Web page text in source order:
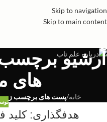
Skip to navigation
Skip to main content
آرشیو برچسب
های
خانه/پست های برچسب زده
هدفگذاری: کلید